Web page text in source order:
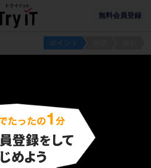
無料会員登録
ポイント